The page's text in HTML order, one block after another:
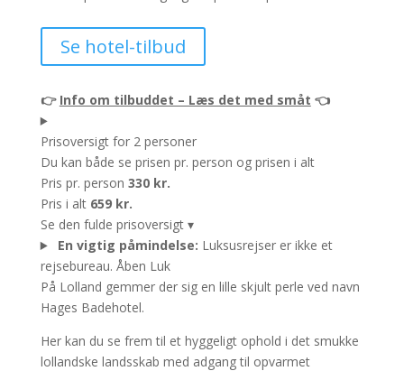
Se hotel-tilbud
👉 Info om tilbuddet – Læs det med småt 👈
Prisoversigt for 2 personer
Du kan både se prisen pr. person og prisen i alt
Pris pr. person 330 kr.
Pris i alt 659 kr.
Se den fulde prisoversigt ▾
En vigtig påmindelse: Luksusrejser er ikke et
rejsebureau. Åben Luk
På Lolland gemmer der sig en lille skjult perle ved navn
Hages Badehotel.
Her kan du se frem til et hyggeligt ophold i det smukke
lollandske landsskab med adgang til opvarmet